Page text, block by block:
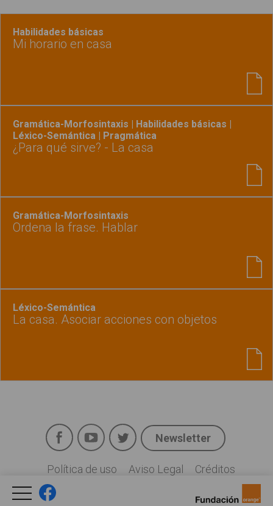
Habilidades básicas
Mi horario en casa
Gramática-Morfosintaxis | Habilidades básicas |
Léxico-Semántica | Pragmática
¿Para qué sirve? - La casa
Gramática-Morfosintaxis
Ordena la frase. Hablar
Léxico-Semántica
La casa. Asociar acciones con objetos
Social
FacebookYouTubeTwitter
Newsletter
Legal
Política de uso Aviso Legal Créditos